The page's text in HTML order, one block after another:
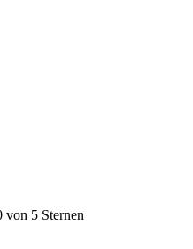
5 Sternen